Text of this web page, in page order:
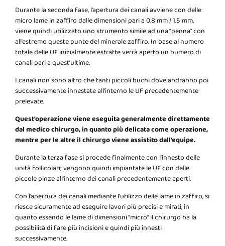
Durante la seconda fase, l’apertura dei canali avviene con delle
micro lame in zaffiro dalle dimensioni pari a 0.8 mm / 1.5 mm,
viene quindi utilizzato uno strumento simile ad una “penna” con
all’estremo queste punte del minerale zaffiro. In base al numero
totale delle UF inizialmente estratte verrà aperto un numero di
canali pari a quest’ultime.
I canali non sono altro che tanti piccoli buchi dove andranno poi
successivamente innestate all’interno le UF precedentemente
prelevate.
Quest’operazione viene eseguita generalmente direttamente
dal medico chirurgo, in quanto più delicata come operazione,
mentre per le altre il chirurgo viene assistito dall’equipe.
Durante la terza fase si procede finalmente con l’innesto delle
unità follicolari; vengono quindi impiantate le UF con delle
piccole pinze all’interno dei canali precedentemente aperti.
Con l’apertura dei canali mediante l’utilizzo delle lame in zaffiro, si
riesce sicuramente ad eseguire lavori più precisi e mirati, in
quanto essendo le lame di dimensioni “micro” il chirurgo ha la
possibilità di fare più incisioni e quindi più innesti
successivamente.